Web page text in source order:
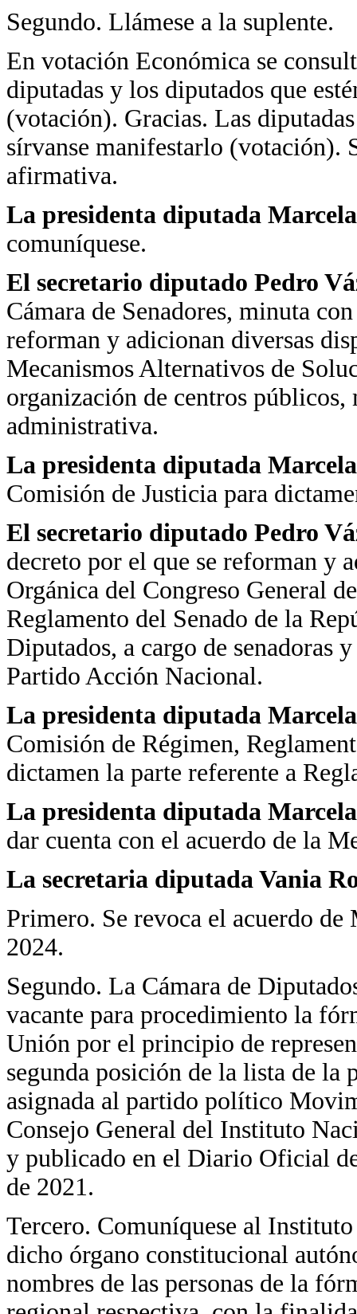
Segundo. Llámese a la suplente.
En votación Económica se
diputadas y los diputados que
(votación). Gracias. Las
sírvanse manifestarlo (votación).
afirmativa.
La presidenta diputada
comuníquese.
El secretario diputado Pedro
Cámara de Senadores, minuta
reforman y adicionan diversas
Mecanismos Alternativos de
organización de centros
administrativa.
La presidenta diputada
Comisión de Justicia para
El secretario diputado Pedro
decreto por el que se reforman y
Orgánica del Congreso General
Reglamento del Senado de la
Diputados, a cargo de senadoras
Partido Acción Nacional.
La presidenta diputada
Comisión de Régimen,
dictamen la parte referente a
La presidenta diputada
dar cuenta con el acuerdo de la
La secretaria diputada Vania
Primero. Se revoca el acuerdo
2024.
Segundo. La Cámara de
vacante para procedimiento la
Unión por el principio de
segunda posición de la lista de
asignada al partido político
Consejo General del Instituto
y publicado en el Diario Oficial
de 2021.
Tercero. Comuníquese al
dicho órgano constitucional
nombres de las personas de la